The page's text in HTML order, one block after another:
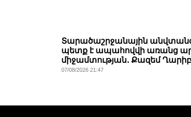
Տարածաշրջանային
պետք է ապահովվի առանց
միջամտության․ Քազեմ
07/08/2026 21:47